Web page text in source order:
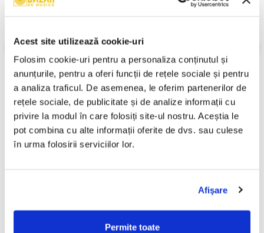
Acest site utilizează cookie-uri
Folosim cookie-uri pentru a personaliza conținutul și
anunțurile, pentru a oferi funcții de rețele sociale și pentru
a analiza traficul. De asemenea, le oferim partenerilor de
rețele sociale, de publicitate și de analize informații cu
privire la modul în care folosiți site-ul nostru. Aceștia le
pot combina cu alte informații oferite de dvs. sau culese
în urma folosirii serviciilor lor.
Afişare
Permite toate
Stil:Alternative Rock
Stare Coperta:Near Mint (NM or M-)
Informatii conformitate produs
Review-uri(0)
(CASETA)
2, (Casetă Audio)